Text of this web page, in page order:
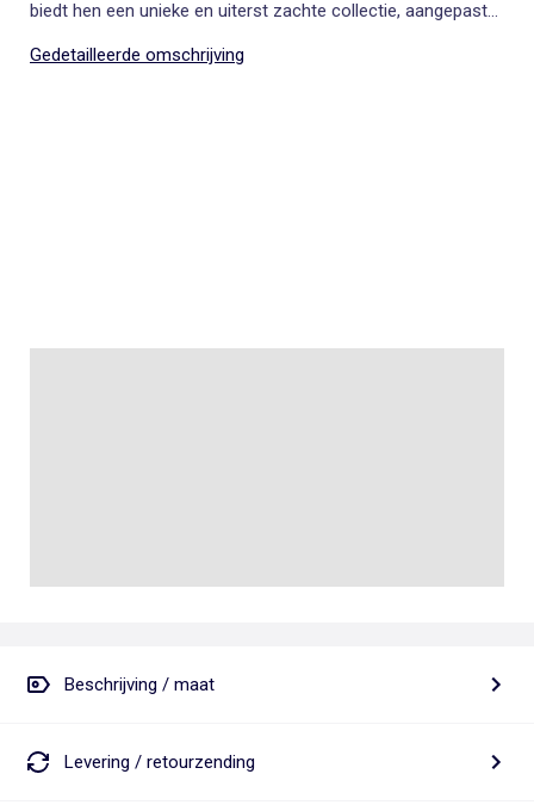
biedt hen een unieke en uiterst zachte collectie, aangepast
steeds toegankelijkere prijzen.
Gedetailleerde omschrijving
Beschrijving / maat
Levering / retourzending